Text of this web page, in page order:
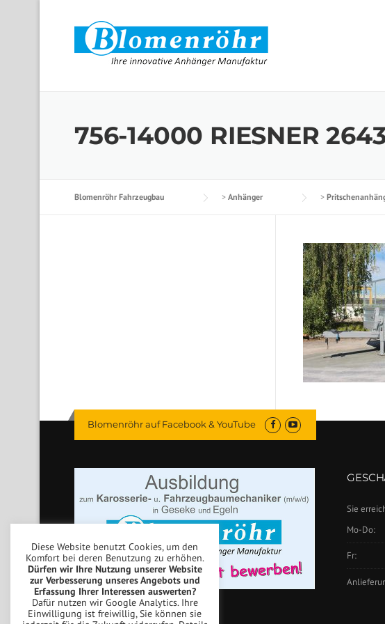
756-14000 RIESNER
Blomenröhr Fahrzeugbau > Anhänger >
Blomenröhr auf Facebook & YouTube
Sie
Mo-Do:
Fr:
Diese Website benutzt Cookies, um den
Komfort bei deren Benutzung zu erhöhen.
Dürfen wir Ihre Nutzung unserer Website
zur Verbesserung unseres Angebots und
Erfassung Ihrer Interessen auswerten?
Dafür nutzen wir Google Analytics. Ihre
Einwilligung ist freiwillig, Sie können sie